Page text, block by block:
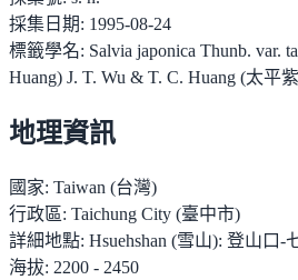
採集日期: 1995-08-24
標籤學名: Salvia japonica Thunb. var.
Huang) J. T. Wu & T. C. Huang (太平
地理資訊
國家: Taiwan (台灣)
行政區: Taichung City (臺中市)
詳細地點: Hsuehshan (雪山): 登山口-
海拔: 2200 - 2450